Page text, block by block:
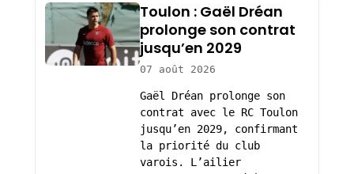
Toulon : Gaël Dréan
prolonge son contrat
jusqu’en 2029
07 août 2026
Gaël Dréan prolonge son
contrat avec le RC Toulon
jusqu’en 2029, confirmant
la priorité du club
varois. L’ailier